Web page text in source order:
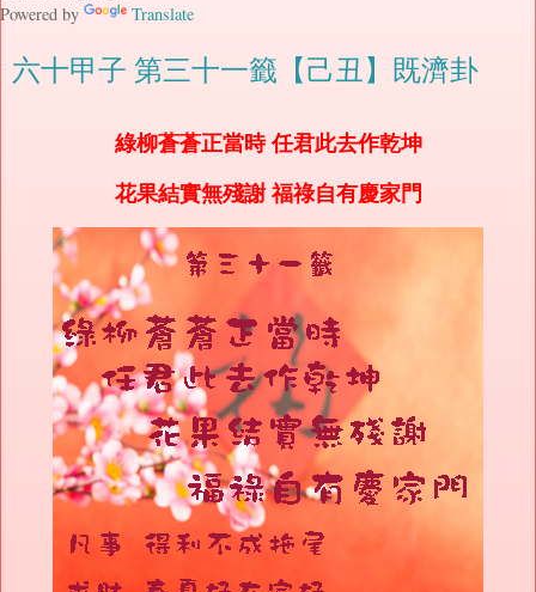
Powered by Translate
六十甲子 第三十一籤【己丑】既濟卦
綠柳蒼蒼正當時 任君此去作乾坤
花果結實無殘謝 福祿自有慶家門